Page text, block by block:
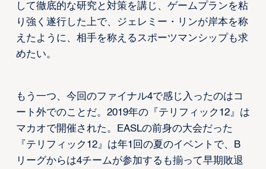
して徹底的な研究と対策を講じ、ゲームプランを粘
り強く遂行した上で、ジェレミー・リンが岸本を称
えたように、相手を称えるスポーツマンシップも求
めたい。
もう一つ、今回のファイナル4で感じ入ったのはコ
ート外でのことだ。2019年の『テリフィック12』は
マカオで開催された。EASLの前身の大会だった
『テリフィック12』は年1回の夏のイベントで、B
リーグからは4チームが参加するも揃って早期敗退